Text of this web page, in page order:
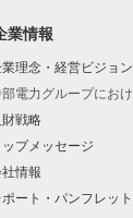
業情報
理念・経営ビジョン
電力グループにお
財戦略
ップメッセージ
情報
ポート・パンフレット